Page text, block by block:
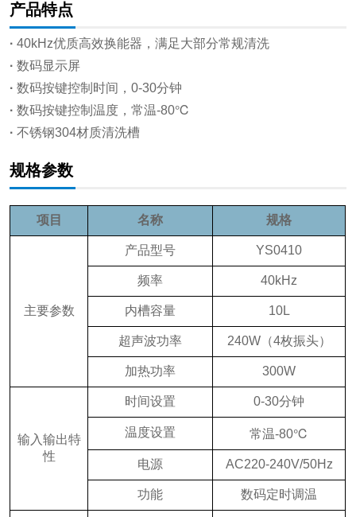
产品特点
·40kHz优质高效换能器，满足大部分常规清洗
· 数码显示屏
· 数码按键控制时间，0-30分钟
· 数码按键控制温度，常温-80℃
· 不锈钢304材质清洗槽
规格参数
项目 名称 规格
主要参数
产品型号 YS0410
频率 40kHz
内槽容量 10L
超声波功率 240W（4枚振头）
加热功率 300W
输入输出特
性
时间设置 0-30分钟
温度设置 常温-80℃
电源 AC220-240V/50Hz
功能 数码定时调温